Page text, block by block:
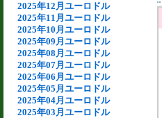
2025年12月ユーロドル
2025年11月ユーロドル
2025年10月ユーロドル
2025年09月ユーロドル
2025年08月ユーロドル
2025年07月ユーロドル
2025年06月ユーロドル
2025年05月ユーロドル
2025年04月ユーロドル
2025年03月ユーロドル